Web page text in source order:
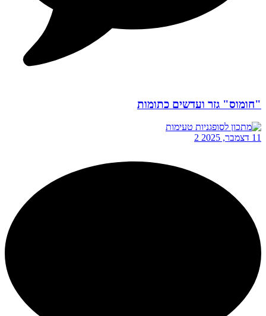
"חומוס" גזר ועדשים כתומות
11 דצמבר, 2025 2